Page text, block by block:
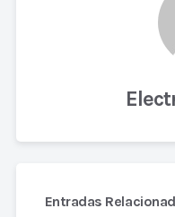
Entradas